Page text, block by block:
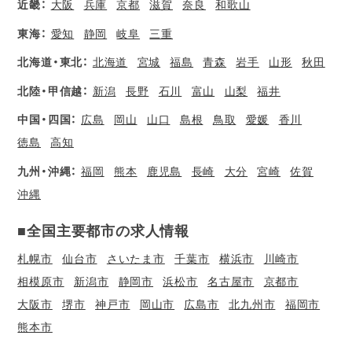
近畿： 大阪 兵庫 京都 滋賀 奈良 和歌山
東海： 愛知 静岡 岐阜 三重
北海道・東北： 北海道 宮城 福島 青森 岩手 山形 秋田
北陸・甲信越： 新潟 長野 石川 富山 山梨 福井
中国・四国： 広島 岡山 山口 島根 鳥取 愛媛
香川
徳島
高知
九州・沖縄： 福岡 熊本 鹿児島 長崎 大分 宮崎
佐賀
沖縄
■全国主要都市の求人情報
札幌市 仙台市 さいたま市 千葉市 横浜市
川崎市
相模原市
新潟市 静岡市 浜松市 名古屋市
京都市
大阪市
堺市 神戸市 岡山市 広島市 北九州市
福岡市
熊本市